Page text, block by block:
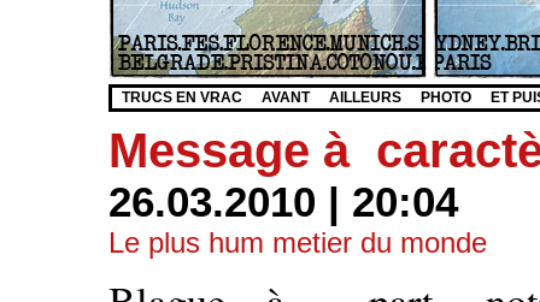
TRUCS EN VRAC AVANT AILLEURS PHOTO ET
Message à
26.03.2010 | 20:04
Le plus hum metier du monde